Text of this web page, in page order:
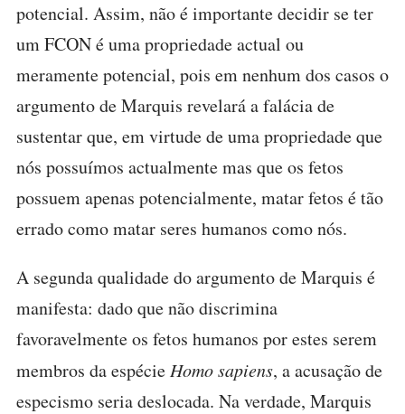
potencial. Assim, não é importante decidir se ter
um FCON é uma propriedade actual ou
meramente potencial, pois em nenhum dos casos o
argumento de Marquis revelará a falácia de
sustentar que, em virtude de uma propriedade que
nós possuímos actualmente mas que os fetos
possuem apenas potencialmente, matar fetos é tão
errado como matar seres humanos como nós.
A segunda qualidade do argumento de Marquis é
manifesta: dado que não discrimina
favoravelmente os fetos humanos por estes serem
membros da espécie Homo sapiens, a acusação de
especismo seria deslocada. Na verdade, Marquis